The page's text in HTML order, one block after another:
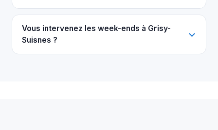
Vous intervenez les week-ends à Grisy-
Suisnes ?